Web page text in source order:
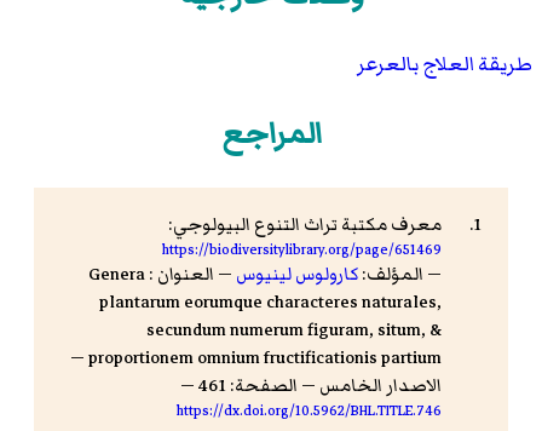
طريقة العلاج بالعرعر
المراجع
معرف مكتبة تراث التنوع البيولوجي:
https://biodiversitylibrary.org/page/651469
— المؤلف:كارولوس لينيوس
— العنوان : Genera
plantarum eorumque characteres naturales,
secundum numerum figuram, situm, &
proportionem omnium fructificationis partium —
الاصدار الخامس — الصفحة: 461 —
https://dx.doi.org/10.5962/BHL.TITLE.746